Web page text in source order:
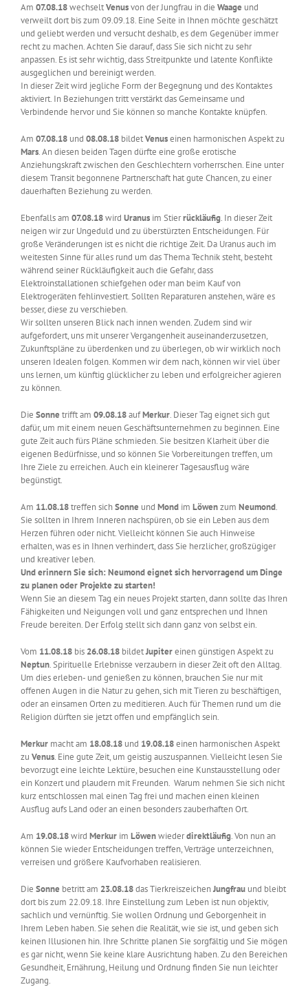
Am 07.08.18wechseltVenusvon der Jungfrau in die Waage und
verweilt dort bis zum 09.09.18. Eine Seite in Ihnen möchte geschätzt
und geliebt werden und versucht deshalb, es dem Gegenüber immer
recht zu machen. Achten Sie darauf, dass Sie sich nicht zu sehr
anpassen. Es ist sehr wichtig, dass Streitpunkte und latente Konflikte
ausgeglichen und bereinigt werden.
In dieser Zeit wird jegliche Form der Begegnung und des Kontaktes
aktiviert. In Beziehungen tritt verstärkt das Gemeinsame und
Verbindende hervor und Sie können so manche Kontakte knüpfen.
Am 07.08.18 und 08.08.18 bildetVenuseinen harmonischen Aspekt zu
Mars. An diesen beiden Tagen dürfte eine große erotische
Anziehungskraft zwischen den Geschlechtern vorherrschen. Eine unter
diesem Transit begonnene Partnerschaft hat gute Chancen, zu einer
dauerhaften Beziehung zu werden.
Ebenfalls am 07.08.18wird Uranus im Stierrückläufig. In dieser Zeit
neigen wir zur Ungeduld und zu überstürzten Entscheidungen. Für
große Veränderungen ist es nicht die richtige Zeit. Da Uranus auch im
weitesten Sinne für alles rund um das Thema Technik steht, besteht
während seiner Rückläufigkeit auch die Gefahr, dass
Elektroinstallationen schiefgehen oder man beim Kauf von
Elektrogeräten fehlinvestiert. Sollten Reparaturen anstehen, wäre es
besser, diese zu verschieben.
Wir sollten unseren Blick nach innen wenden. Zudem sind wir
aufgefordert, uns mit unserer Vergangenheit auseinanderzusetzen,
Zukunftspläne zu überdenken und zu überlegen, ob wir wirklich noch
unseren Idealen folgen. Kommen wir dem nach, können wir viel über
uns lernen, um künftig glücklicher zu leben und erfolgreicher agieren
zu können.
Die Sonne trifft am 09.08.18aufMerkur. Dieser Tag eignet sich gut
dafür, um mit einem neuen Geschäftsunternehmen zu beginnen. Eine
gute Zeit auch fürs Pläne schmieden. Sie besitzen Klarheit über die
eigenen Bedürfnisse, und so können Sie Vorbereitungen treffen, um
Ihre Ziele zu erreichen. Auch ein kleinerer Tagesausflug wäre
begünstigt.
Am 11.08.18treffen sichSonne und Mond im Löwenzum Neumond.
Sie sollten in Ihrem Inneren nachspüren, ob sie ein Leben aus dem
Herzen führen oder nicht. Vielleicht können Sie auch Hinweise
erhalten, was es in Ihnen verhindert, dass Sie herzlicher, großzügiger
und kreativer leben.
Und erinnern Sie sich: Neumond eignet sich hervorragend um Dinge
zu planen oder Projekte zu starten!
Wenn Sie an diesem Tag ein neues Projekt starten, dann sollte das Ihren
Fähigkeiten und Neigungen voll und ganz entsprechen und Ihnen
Freude bereiten. Der Erfolg stellt sich dann ganz von selbst ein.
Vom 11.08.18 bis 26.08.18 bildetJupitereinen günstigen Aspekt zu
Neptun. Spirituelle Erlebnisse verzaubern in dieser Zeit oft den Alltag.
Um dies erleben- und genießen zu können, brauchen Sie nur mit
offenen Augen in die Natur zu gehen, sich mit Tieren zu beschäftigen,
oder an einsamen Orten zu meditieren. Auch für Themen rund um die
Religion dürften sie jetzt offen und empfänglich sein.
Merkur macht am 18.08.18 und 19.08.18einen harmonischen Aspekt
zu Venus. Eine gute Zeit, um geistig auszuspannen. Vielleicht lesen Sie
bevorzugt eine leichte Lektüre, besuchen eine Kunstausstellung oder
ein Konzert und plaudern mit Freunden. Warum nehmen Sie sich nicht
kurz entschlossen mal einen Tag frei und machen einen kleinen
Ausflug aufs Land oder an einen besonders zauberhaften Ort.
Am 19.08.18wird Merkur im Löwenwiederdirektläufig. Von nun an
können Sie wieder Entscheidungen treffen, Verträge unterzeichnen,
verreisen und größere Kaufvorhaben realisieren.
Die Sonne betritt am 23.08.18das TierkreiszeichenJungfrau und bleibt
dort bis zum 22.09.18. Ihre Einstellung zum Leben ist nun objektiv,
sachlich und vernünftig. Sie wollen Ordnung und Geborgenheit in
Ihrem Leben haben. Sie sehen die Realität, wie sie ist, und geben sich
keinen Illusionen hin. Ihre Schritte planen Sie sorgfältig und Sie mögen
es gar nicht, wenn Sie keine klare Ausrichtung haben. Zu den Bereichen
Gesundheit, Ernährung, Heilung und Ordnung finden Sie nun leichter
Zugang.